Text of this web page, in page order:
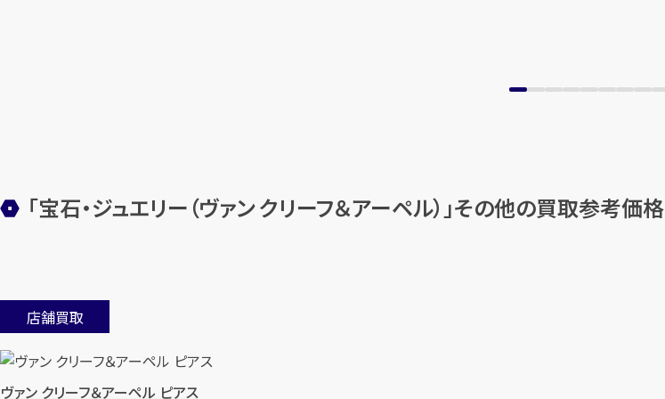
「宝石・ジュエリー（ヴァン クリーフ＆アーペル）」その他の買取参考価格
店舗買取
ヴァン クリーフ＆アーペル ピアス